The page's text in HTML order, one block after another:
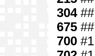
304##
675 ##
700 #1